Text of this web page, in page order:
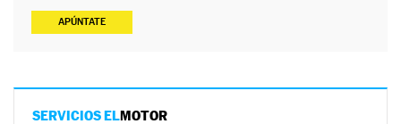
APÚNTATE
SERVICIOS ELMOTOR